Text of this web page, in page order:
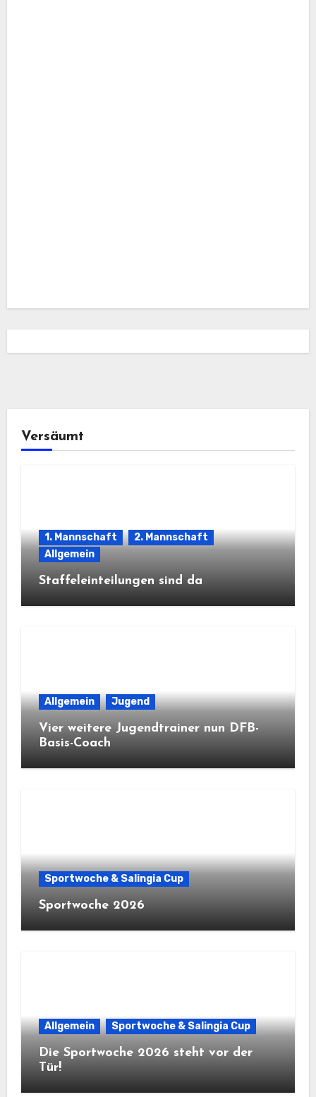
Versäumt
1. Mannschaft
2. Mannschaft
Allgemein
Staffeleinteilungen sind da
Allgemein Jugend
Vier weitere Jugendtrainer nun DFB-
Basis-Coach
Sportwoche & Salingia Cup
Sportwoche 2026
Allgemein Sportwoche & Salingia Cup
Die Sportwoche 2026 steht vor der
Tür!